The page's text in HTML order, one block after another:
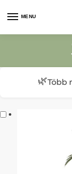
MENU
🌿Több